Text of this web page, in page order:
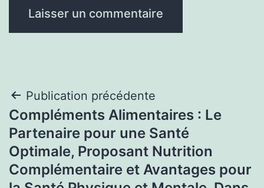
Navigation
de
l’article
Publication précédente
Compléments Alimentaires : Le
Partenaire pour une Santé
Optimale, Proposant Nutrition
Complémentaire et Avantages pour